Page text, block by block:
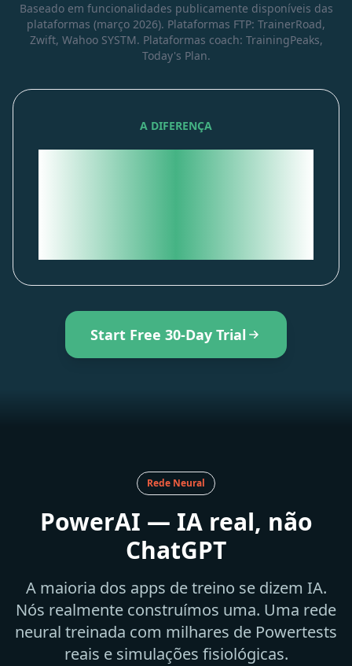
Baseado em funcionalidades publicamente disponíveis das
plataformas (março 2026). Plataformas FTP: TrainerRoad,
Zwift, Wahoo SYSTM. Plataformas coach: TrainingPeaks,
Today's Plan.
A DIFERENÇA
Start Free 30-Day Trial
Rede Neural
PowerAI — IA real, não
ChatGPT
A maioria dos apps de treino se dizem IA.
Nós realmente construímos uma. Uma rede
neural treinada com milhares de Powertests
reais e simulações fisiológicas.